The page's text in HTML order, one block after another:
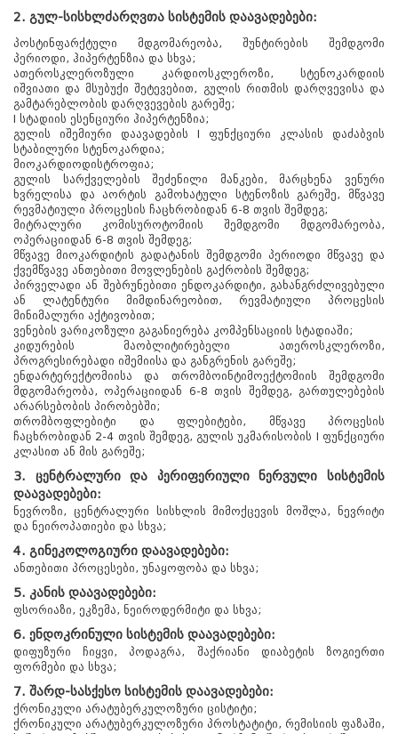
2. გულ-სისხლძარღვთა სისტემის დაავადებები:
პოსტინფარქტული მდგომარეობა, შუნტირების შემდგომი
პერიოდი, ჰიპერტენზია და სხვა;
ათეროსკლეროზული კარდიოსკლეროზი, სტენოკარდიის
იშვიათი და მსუბუქი შეტევებით, გულის რითმის დარღვევისა და
გამტარებლობის დარღვევების გარეშე;
I სტადიის ესენციური ჰიპერტენზია;
გულის იშემიური დაავადების I ფუნქციური კლასის დაძაბვის
სტაბილური სტენოკარდია;
მიოკარდიოდისტროფია;
გულის სარქველების შეძენილი მანკები, მარცხენა ვენური
ხვრელისა და აორტის გამოხატული სტენოზის გარეშე, მწვავე
რევმატიული პროცესის ჩაცხრობიდან 6-8 თვის შემდეგ;
მიტრალური კომისუროტომიის შემდგომი მდგომარეობა,
ოპერაციიდან 6-8 თვის შემდეგ;
მწვავე მიოკარდიტის გადატანის შემდგომი პერიოდი მწვავე და
ქვემწვავე ანთებითი მოვლენების გაქრობის შემდეგ;
პირველადი ან შებრუნებითი ენდოკარდიტი, გახანგრძლივებული
ან ლატენტური მიმდინარეობით, რევმატიული პროცესის
მინიმალური აქტივობით;
ვენების ვარიკოზული გაგანიერება კომპენსაციის სტადიაში;
კიდურების მაობლიტირებელი ათეროსკლეროზი,
პროგრესირებადი იშემიისა და განგრენის გარეშე;
ენდარტერექტომიისა და თრომბოინტიმოექტომიის შემდგომი
მდგომარეობა, ოპერაციიდან 6-8 თვის შემდეგ, გართულებების
არარსებობის პირობებში;
თრომბოფლებიტი და ფლებიტები, მწვავე პროცესის
ჩაცხრობიდან 2-4 თვის შემდეგ, გულის უკმარისობის I ფუნქციური
კლასით ან მის გარეშე;
3. ცენტრალური და პერიფერიული ნერვული სისტემის
დაავადებები:
ნევროზი, ცენტრალური სისხლის მიმოქცევის მოშლა, ნევრიტი
და ნეიროპათიები და სხვა;
4. გინეკოლოგიური დაავადებები:
ანთებითი პროცესები, უნაყოფობა და სხვა;
5. კანის დაავადებები:
ფსორიაზი, ეკზემა, ნეიროდერმიტი და სხვა;
6. ენდოკრინული სისტემის დაავადებები:
დიფუზური ჩიყვი, პოდაგრა, შაქრიანი დიაბეტის ზოგიერთი
ფორმები და სხვა;
7. შარდ-სასქესო სისტემის დაავადებები:
ქრონიკული არატუბერკულოზური ცისტიტი;
ქრონიკული არატუბერკულოზური პროსტატიტი, რემისიის ფაზაში,